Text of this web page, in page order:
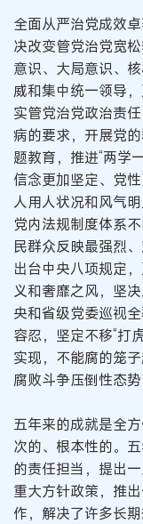
全面从严治党成效
决改变管党治党宽
意识、大局意识、
威和集中统一领导
实管党治党政治责
病的要求，开展党
题教育，推进“两学
信念更加坚定、党
人用人状况和风气
党内法规制度体系
民群众反映最强烈
出台中央八项规定
义和奢靡之风，坚
央和省级党委巡视
容忍，坚定不移“打
实现，不能腐的笼
腐败斗争压倒性态
五年来的成就是全
次的、根本性的。
的责任担当，提出
重大方针政策，推
作，解决了许多长